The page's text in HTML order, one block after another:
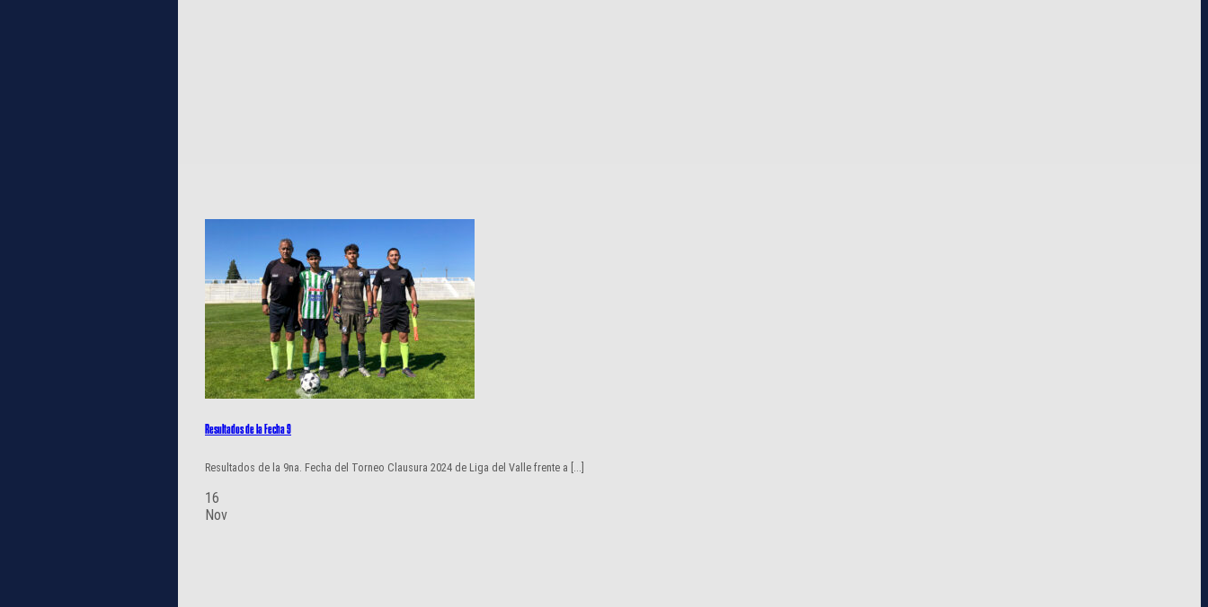
Resultados de la Fecha 9
Resultados de la 9na. Fecha del Torneo Clausura 2024 de Liga del Valle frente a [...]
16
Nov